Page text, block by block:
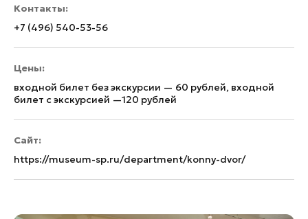
Контакты:
+7 (496) 540-53-56
Цены:
входной билет без экскурсии — 60 рублей, входной
билет с экскурсией —120 рублей
Сайт:
https://museum-sp.ru/department/konny-dvor/